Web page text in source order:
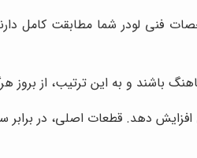
لودر شما مطابقت کامل دارند.
باشند و به این ترتیب، از بروز
دهد. قطعات اصلی، در